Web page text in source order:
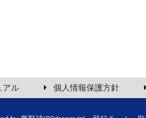
アル 個人情報保護方針